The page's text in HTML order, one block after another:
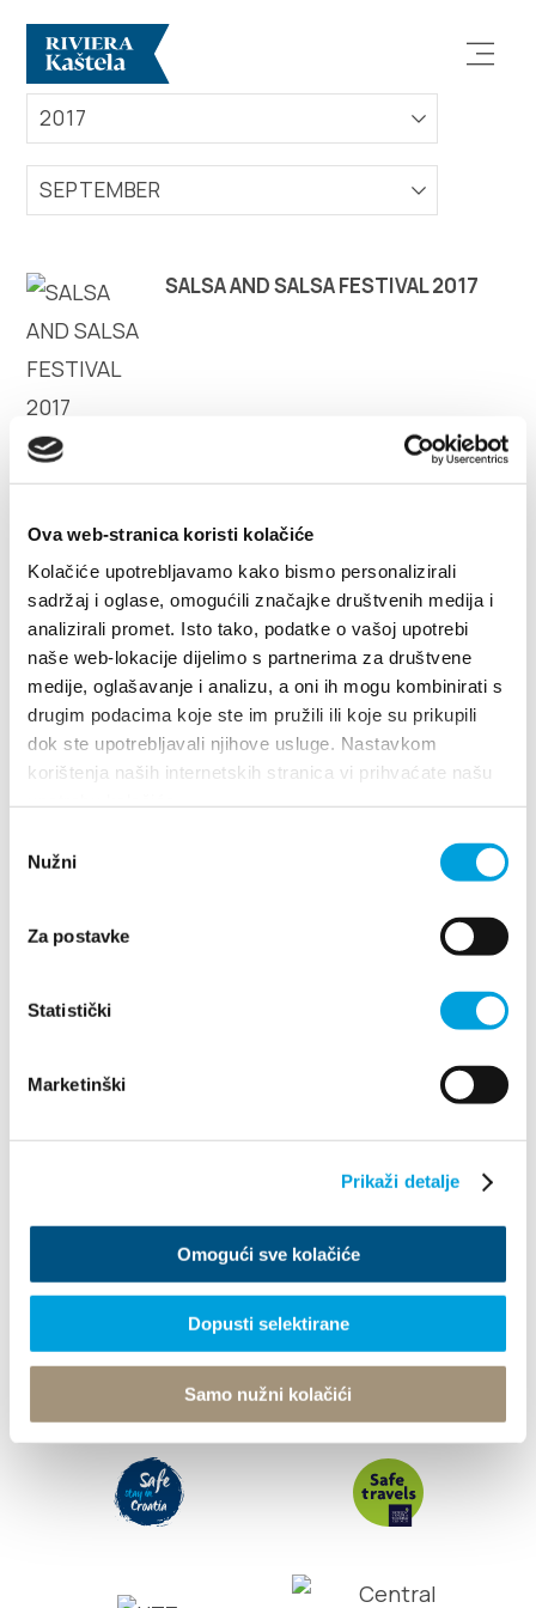
Ova web-stranica koristi kolačiće
Kolačiće upotrebljavamo kako bismo personalizirali
sadržaj i oglase, omogućili značajke društvenih medija i
analizirali promet. Isto tako, podatke o vašoj upotrebi
naše web-lokacije dijelimo s partnerima za društvene
medije, oglašavanje i analizu, a oni ih mogu kombinirati s
drugim podacima koje ste im pružili ili koje su prikupili
dok ste upotrebljavali njihove usluge. Nastavkom
korištenja naših internetskih stranica vi prihvaćate našu
pristanka
Nužni
Za postavke
Statistički
Marketinški
Prikaži detalje
Omogući sve kolačiće
Dopusti selektirane
Samo nužni kolačići
Explore
Destination
What to do
Info
Multimedia
Tourist office
Safe in Dalmatia
en
Villa Nika, Kamberovo šetalište 30,
Directions
EVENTS
2017
SEPTEMBER
SALSA AND SALSA FESTIVAL 2017
Villa Nika, Kamberovo šetalište 30
21216 Kaštel Stari, Hrvatska
Directions
+385 21 227 933
Explore
Destination
What to do
Info
© TZ Kastela 2022 Cookie Policy Developed by:Nove vibracije
Design by:Signed Design